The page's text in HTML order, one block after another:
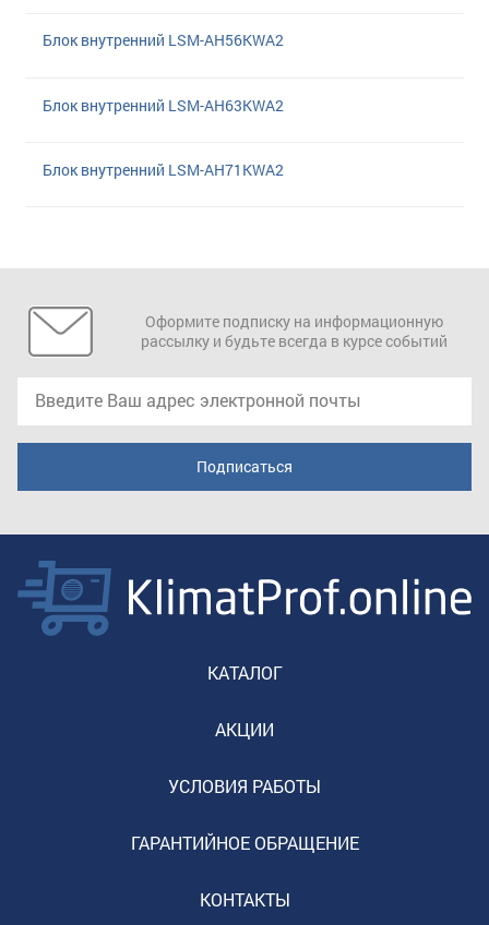
Блок внутренний LSM-AH56KWA2
Блок внутренний LSM-AH63KWA2
Блок внутренний LSM-AH71KWA2
Оформите подписку на информационную
рассылку и будьте всегда в курсе событий
КАТАЛОГ
АКЦИИ
УСЛОВИЯ РАБОТЫ
ГАРАНТИЙНОЕ ОБРАЩЕНИЕ
КОНТАКТЫ